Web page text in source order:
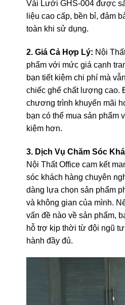
Vải Lưới GHS-004 được
liệu cao cấp, bền bỉ, đảm
toàn khi sử dụng.
2. Giá Cả Hợp Lý: Nội
phẩm với mức giá cạnh
bạn tiết kiệm chi phí mà
chiếc ghế chất lượng cao.
chương trình khuyến mãi
bạn có thể mua sản phẩm
kiệm hơn.
3. Dịch Vụ Chăm Sóc
Nội Thất Office cam kết
sóc khách hàng chuyên
dàng lựa chọn sản phẩm
và không gian của mình.
vấn đề nào về sản phẩm,
hỗ trợ kịp thời từ đội ngũ
hành đầy đủ.